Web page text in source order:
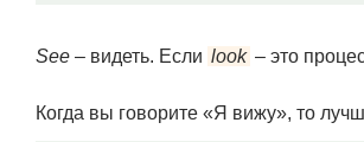
See – видеть. Если look – это
Когда вы говорите «Я вижу», то